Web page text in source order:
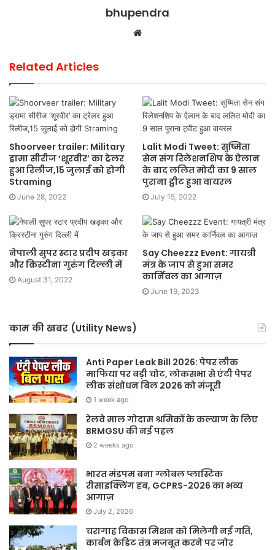
bhupendra
Website
Related Articles
Shoorveer trailer: Military
ड्रामा सीरीज ‘शूरवीर’ का ट्रेलर
हुआ रिलीज,15 जुलाई को होगी
Straming
June 28, 2022
Lalit Modi Tweet: सुष्मिता
सेन संग रिलेशनशिप के ऐलान
के बाद ललित मोदी का 9 साल
पुराना ट्वीट हुआ वायरल
July 15, 2022
नेपाली सुपर स्टार प्रदीप खड़का
और क्रिस्टीना गुरुंग दिल्ली में
August 31, 2022
Say Cheezzz Event: गायत्री
मंत्र के जाप से हुआ समर
कार्निवल का आगाज़
June 19, 2023
काम की खबर (Utility News)
Anti Paper Leak Bill 2026: पेपर लीक
माफिया पर बड़ी चोट, लोकसभा से एंटी पेपर
लीक संशोधन बिल 2026 को मंजूरी
1 week ago
रेलवे माल गोदाम श्रमिकों के कल्याण के लिए
BRMGSU की नई पहल
2 weeks ago
भारत मंडपम बना ग्लोबल प्लास्टिक
रीसाइक्लिंग हब, GCPRS-2026 का भव्य
आगाज़
July 2, 2026
चरागाह विकास मिशन को मिलेगी नई गति,
कार्बन क्रेडिट तंत्र मजबूत करने पर जोर